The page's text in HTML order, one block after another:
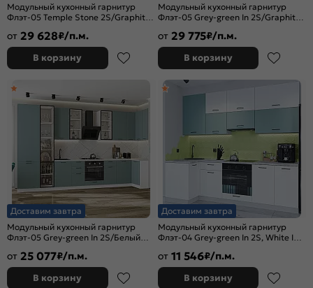
Модульный кухонный гарнитур
Флэт-05 Temple Stone 2S/Graphite
от 29 628₽/п.м.
В корзину
Модульный кухонный гарнитур
Флэт-05 Grey-green In 2S/Graphite
стекло
от 29 775₽/п.м.
В корзину
Доставим завтра
Модульный кухонный гарнитур
Флэт-05 Grey-green In 2S/Белый
от 25 077₽/п.м.
В корзину
Доставим завтра
Модульный кухонный гарнитур
Флэт-04 Grey-green In 2S, White In
от 11 546₽/п.м.
В корзину